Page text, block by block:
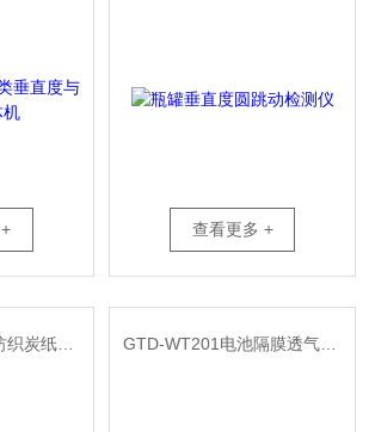
查看更多 +
GTD-WT201纸张纺织炭纸透气性测试机 压差法透气度仪 GTD-WT201电池隔膜透气度检测设备触摸屏透气测试仪